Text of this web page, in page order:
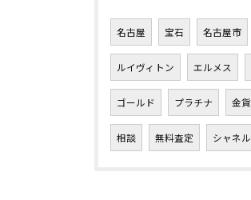
名古屋 宝石 名古屋市
ルイヴィトン エルメス
ゴールド プラチナ 金貨
相談 無料査定 シャネル